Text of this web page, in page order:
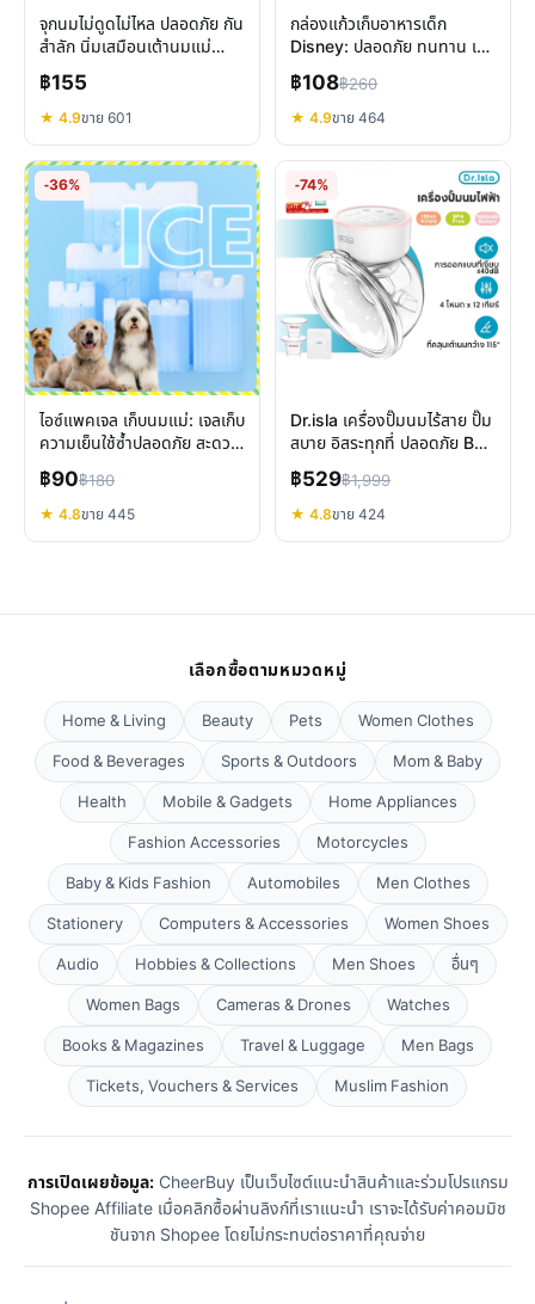
จุกนมไม่ดูดไม่ไหล ปลอดภัย กัน
สำลัก นิ่มเสมือนเต้านมแม่
สำหรับเด็ก
฿155
★ 4.9ขาย 601
กล่องแก้วเก็บอาหารเด็ก
Disney: ปลอดภัย ทนทาน เข้า
ไมโครเวฟ แช่แข็งได้
฿108฿260
★ 4.9ขาย 464
-36%
ไอซ์แพคเจล เก็บนมแม่: เจลเก็บ
ความเย็นใช้ซ้ำปลอดภัย สะดวก
ทุกการเดินทาง
฿90฿180
★ 4.8ขาย 445
-74%
Dr.isla เครื่องปั๊มนมไร้สาย ปั๊ม
สบาย อิสระทุกที่ ปลอดภัย BPA
Free
฿529฿1,999
★ 4.8ขาย 424
เลือกซื้อตามหมวดหมู่
Home & Living Beauty Pets
Women Clothes
Food & Beverages
Sports & Outdoors
Mom & Baby
Health
Mobile & Gadgets
Home Appliances
Fashion Accessories
Motorcycles
Baby & Kids Fashion
Automobiles
Men Clothes
Stationery
Computers & Accessories
Women Shoes
Audio
Hobbies & Collections Men Shoes
อื่นๆ
Women Bags
Cameras & Drones
Watches
Books & Magazines
Travel & Luggage
Men Bags
Tickets, Vouchers & Services
Muslim Fashion
การเปิดเผยข้อมูล:CheerBuy เป็นเว็บไซต์แนะนำสินค้าและร่วมโปรแกรม
Shopee Affiliate เมื่อคลิกซื้อผ่านลิงก์ที่เราแนะนำ เราจะได้รับค่าคอมมิช
ชันจาก Shopee โดยไม่กระทบต่อราคาที่คุณจ่าย